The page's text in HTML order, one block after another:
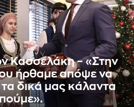
Κασσελάκη – «Στην
ήρθαμε απόψε να
δικά μας κάλαντα